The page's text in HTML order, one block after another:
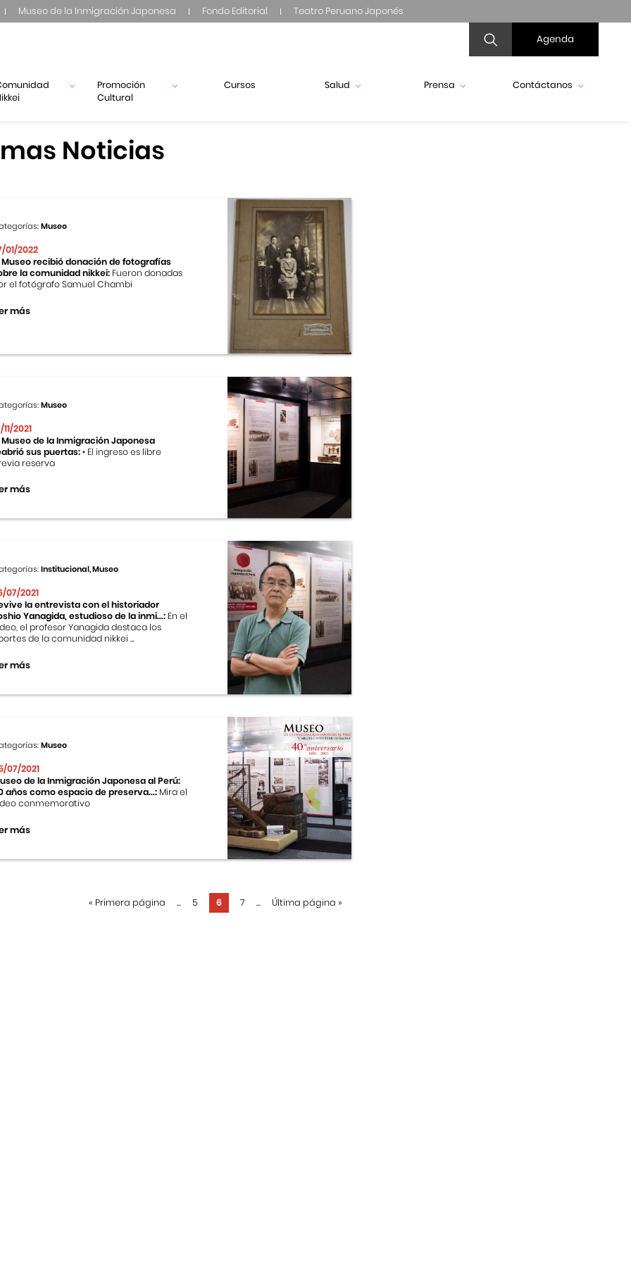
Museo de la Inmigración Japonesa Fondo Editorial Teatro Peruano Japonés
Agenda
Promoción
Cultural
Cursos Salud Prensa Contáctanos
Noticias
Museo
01/2022
Museo recibió donación de fotografías
la comunidad nikkei: Fueron donadas
el fotógrafo Samuel Chambi
más
Museo
11/2021
Museo de la Inmigración Japonesa
sus puertas:• El ingreso es libre
reserva
más
Institucional, Museo
07/2021
la entrevista con el historiador
Yanagida, estudioso de la inmi...: En el
el profesor Yanagida destaca los
de la comunidad nikkei ...
más
Museo
07/2021
de la Inmigración Japonesa al Perú:
años como espacio de preserva...: Mira el
conmemorativo
más
« Primera página ... 5 6 7 ... Última página »